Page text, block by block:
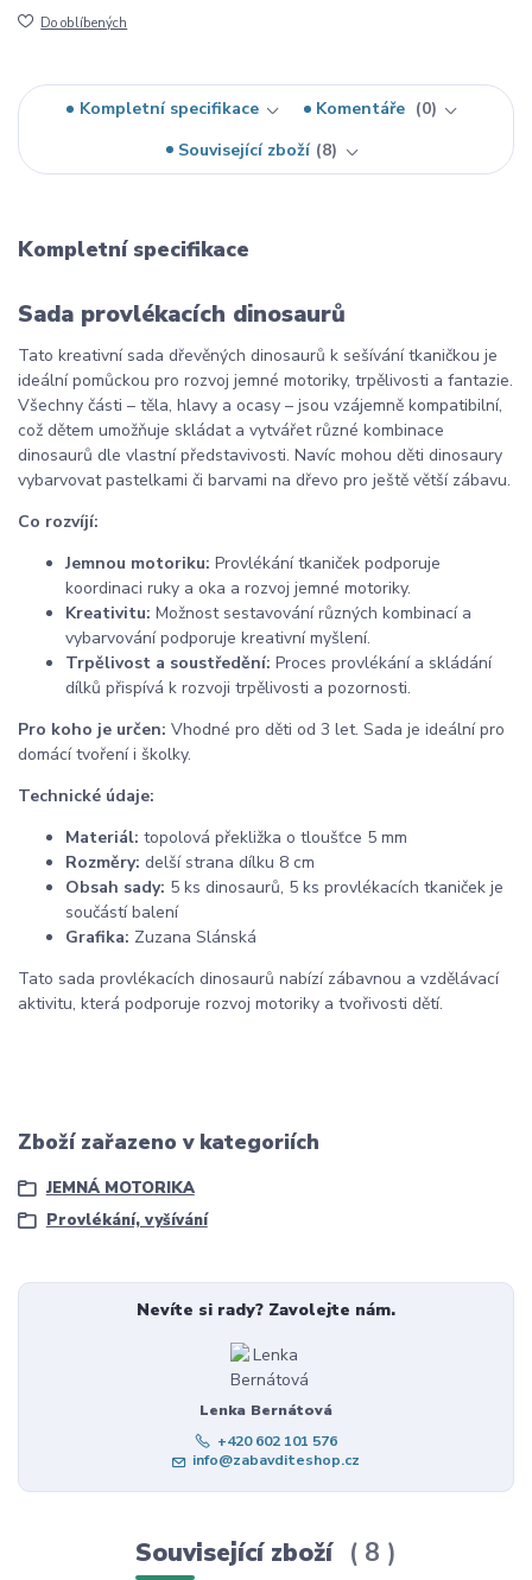
Do oblíbených
Kompletní specifikace Komentáře
0
Související zboží 8
Kompletní specifikace
Sada provlékacích dinosaurů
Tato kreativní sada dřevěných dinosaurů k sešívání tkaničkou je
ideální pomůckou pro rozvoj jemné motoriky, trpělivosti a fantazie.
Všechny části – těla, hlavy a ocasy – jsou vzájemně kompatibilní,
což dětem umožňuje skládat a vytvářet různé kombinace
dinosaurů dle vlastní představivosti. Navíc mohou děti dinosaury
vybarvovat pastelkami či barvami na dřevo pro ještě větší zábavu.
Co rozvíjí:
Jemnou motoriku: Provlékání tkaniček podporuje
koordinaci ruky a oka a rozvoj jemné motoriky.
Kreativitu: Možnost sestavování různých kombinací a
vybarvování podporuje kreativní myšlení.
Trpělivost a soustředění: Proces provlékání a skládání
dílků přispívá k rozvoji trpělivosti a pozornosti.
Pro koho je určen: Vhodné pro děti od 3 let. Sada je ideální pro
domácí tvoření i školky.
Technické údaje:
Materiál: topolová překližka o tloušťce 5 mm
Rozměry: delší strana dílku 8 cm
Obsah sady: 5 ks dinosaurů, 5 ks provlékacích tkaniček je
součástí balení
Grafika: Zuzana Slánská
Tato sada provlékacích dinosaurů nabízí zábavnou a vzdělávací
aktivitu, která podporuje rozvoj motoriky a tvořivosti dětí.
Zboží zařazeno v kategoriích
JEMNÁ MOTORIKA
Provlékání, vyšívání
Nevíte si rady? Zavolejte nám.
Lenka Bernátová
+420 602 101 576
info@zabavditeshop.cz
Související zboží 8